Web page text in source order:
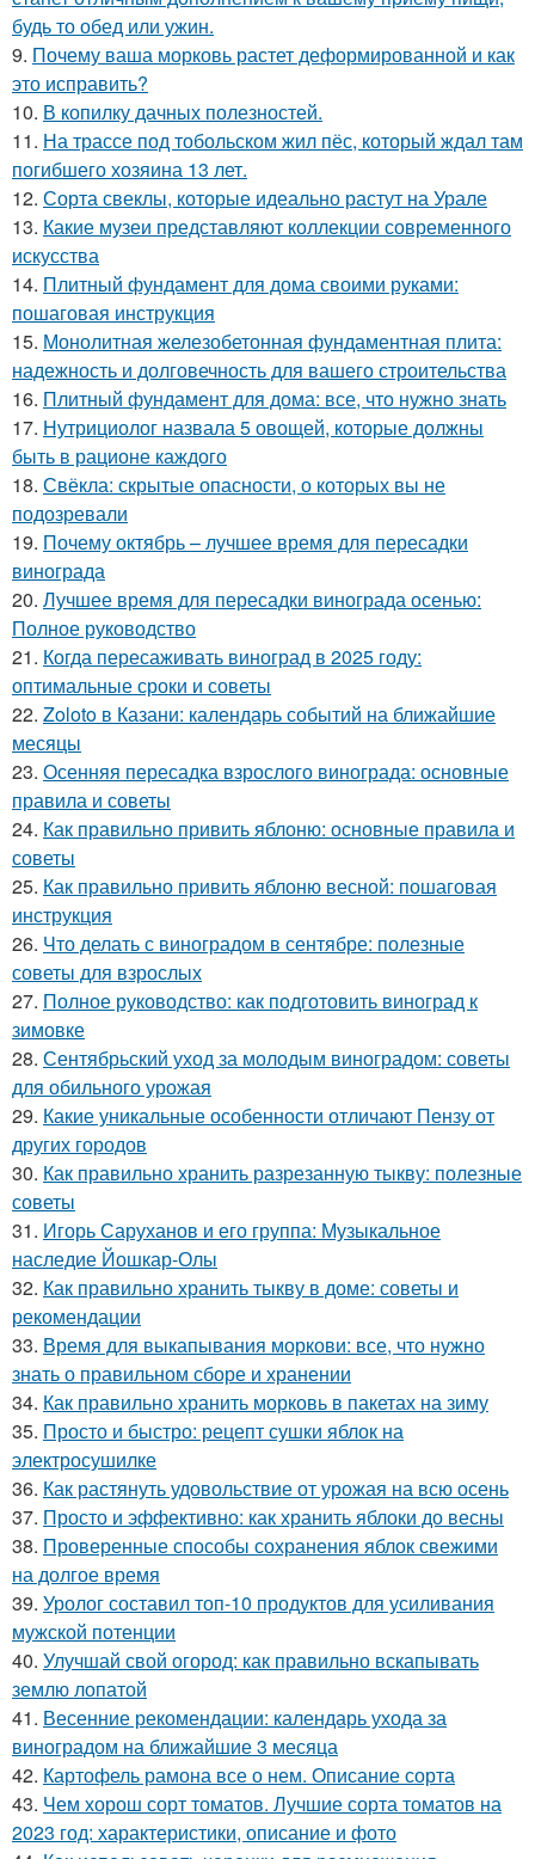
будь то обед или ужин.
9. Почему ваша морковь растет деформированной и как
это исправить?
10. В копилку дачных полезностей.
11. На трассе под тобольском жил пёс, который ждал там
погибшего хозяина 13 лет.
12. Сорта свеклы, которые идеально растут на Урале
13. Какие музеи представляют коллекции современного
искусства
14. Плитный фундамент для дома своими руками:
пошаговая инструкция
15. Монолитная железобетонная фундаментная плита:
надежность и долговечность для вашего строительства
16. Плитный фундамент для дома: все, что нужно знать
17. Нутрициолог назвала 5 овощей, которые должны
быть в рационе каждого
18. Свёкла: скрытые опасности, о которых вы не
подозревали
19. Почему октябрь – лучшее время для пересадки
винограда
20. Лучшее время для пересадки винограда осенью:
Полное руководство
21. Когда пересаживать виноград в 2025 году:
оптимальные сроки и советы
22. Zoloto в Казани: календарь событий на ближайшие
месяцы
23. Осенняя пересадка взрослого винограда: основные
правила и советы
24. Как правильно привить яблоню: основные правила и
советы
25. Как правильно привить яблоню весной: пошаговая
инструкция
26. Что делать с виноградом в сентябре: полезные
советы для взрослых
27. Полное руководство: как подготовить виноград к
зимовке
28. Сентябрьский уход за молодым виноградом: советы
для обильного урожая
29. Какие уникальные особенности отличают Пензу от
других городов
30. Как правильно хранить разрезанную тыкву: полезные
советы
31. Игорь Саруханов и его группа: Музыкальное
наследие Йошкар-Олы
32. Как правильно хранить тыкву в доме: советы и
рекомендации
33. Время для выкапывания моркови: все, что нужно
знать о правильном сборе и хранении
34. Как правильно хранить морковь в пакетах на зиму
35. Просто и быстро: рецепт сушки яблок на
электросушилке
36. Как растянуть удовольствие от урожая на всю осень
37. Просто и эффективно: как хранить яблоки до весны
38. Проверенные способы сохранения яблок свежими
на долгое время
39. Уролог составил топ-10 продуктов для усиливания
мужской потенции
40. Улучшай свой огород: как правильно вскапывать
землю лопатой
41. Весенние рекомендации: календарь ухода за
виноградом на ближайшие 3 месяца
42. Картофель рамона все о нем. Описание сорта
43. Чем хорош сорт томатов. Лучшие сорта томатов на
2023 год: характеристики, описание и фото